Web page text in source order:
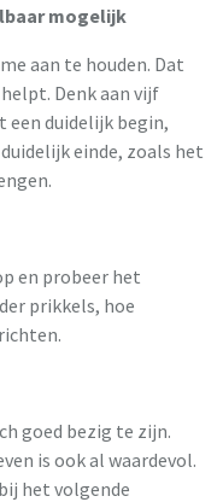
mogelijk
aan te houden. Dat
Denk aan vijf
een duidelijk begin,
einde, zoals het
en probeer het
prikkels, hoe
goed bezig te zijn.
is ook al waardevol.
het volgende